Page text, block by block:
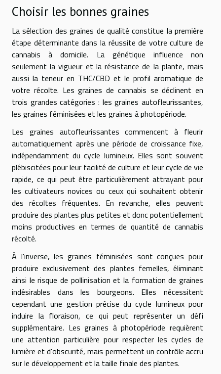
Choisir les bonnes graines
La sélection des graines de qualité constitue la première
étape déterminante dans la réussite de votre culture de
cannabis à domicile. La génétique influence non
seulement la vigueur et la résistance de la plante, mais
aussi la teneur en THC/CBD et le profil aromatique de
votre récolte. Les graines de cannabis se déclinent en
trois grandes catégories : les graines autofleurissantes,
les graines féminisées et les graines à photopériode.
Les graines autofleurissantes commencent à fleurir
automatiquement après une période de croissance fixe,
indépendamment du cycle lumineux. Elles sont souvent
plébiscitées pour leur facilité de culture et leur cycle de vie
rapide, ce qui peut être particulièrement attrayant pour
les cultivateurs novices ou ceux qui souhaitent obtenir
des récoltes fréquentes. En revanche, elles peuvent
produire des plantes plus petites et donc potentiellement
moins productives en termes de quantité de cannabis
récolté.
À l'inverse, les graines féminisées sont conçues pour
produire exclusivement des plantes femelles, éliminant
ainsi le risque de pollinisation et la formation de graines
indésirables dans les bourgeons. Elles nécessitent
cependant une gestion précise du cycle lumineux pour
induire la floraison, ce qui peut représenter un défi
supplémentaire. Les graines à photopériode requièrent
une attention particulière pour respecter les cycles de
lumière et d'obscurité, mais permettent un contrôle accru
sur le développement et la taille finale des plantes.